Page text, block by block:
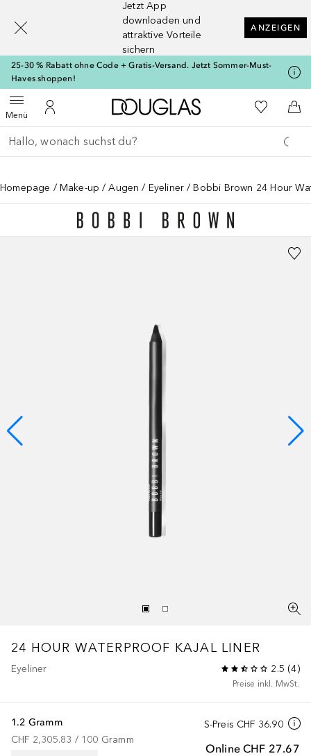
Jetzt App
downloaden und
attraktive Vorteile
sichern
ANZEIGEN
25-30 % Rabatt ohne Code + Gratis-Versand. Jetzt Sommer-Must-
Haves shoppen!
MenüMenü öffnenZu Meinem Kundenkonto
Zur Douglas Startseite
Zu Meiner
Gehe zurück
Suche ausführen
Homepage Make-up Augen Eyeliner Bobbi Brown 24 Hour
24 HOUR WATERPROOF KAJAL LINER
Eyeliner 2.5 (4)
Preise inkl. MwSt.
S-Preis CHF 36.90
Online CHF 27.67
1.2 Gramm
CHF 2,305.83 / 100 Gramm
[navigation.slideout.screenreader]